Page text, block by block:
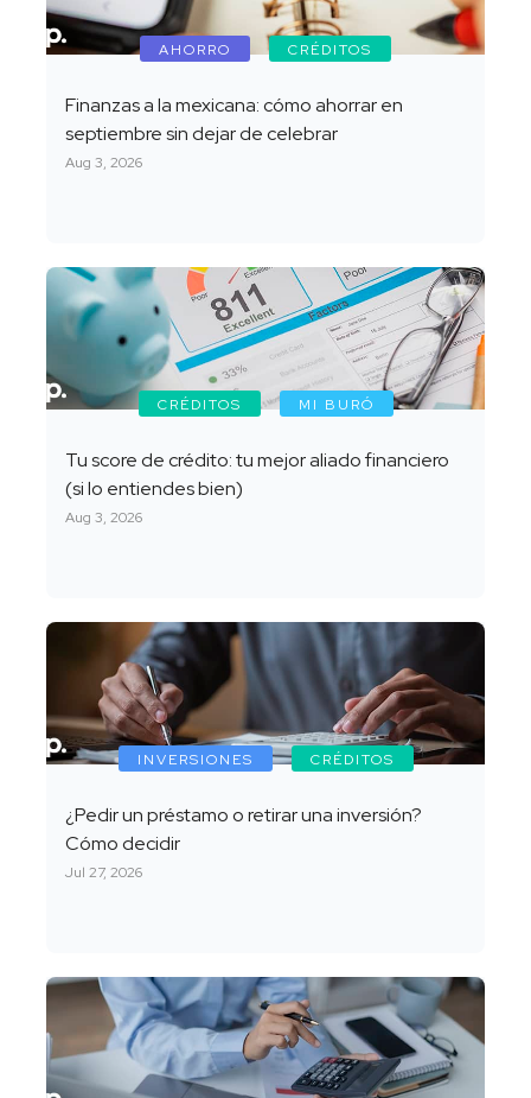
AHORRO CRÉDITOS
Finanzas a la mexicana: cómo ahorrar en
septiembre sin dejar de celebrar
Aug 3, 2026
CRÉDITOS MI BURÓ
Tu score de crédito: tu mejor aliado financiero
(si lo entiendes bien)
Aug 3, 2026
INVERSIONES CRÉDITOS
¿Pedir un préstamo o retirar una inversión?
Cómo decidir
Jul 27, 2026